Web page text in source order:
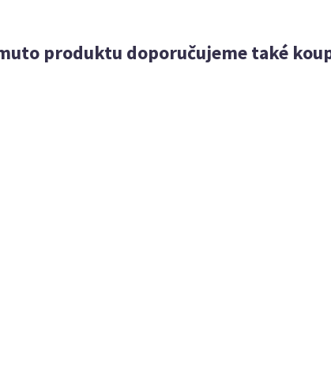
produktu doporučujeme také